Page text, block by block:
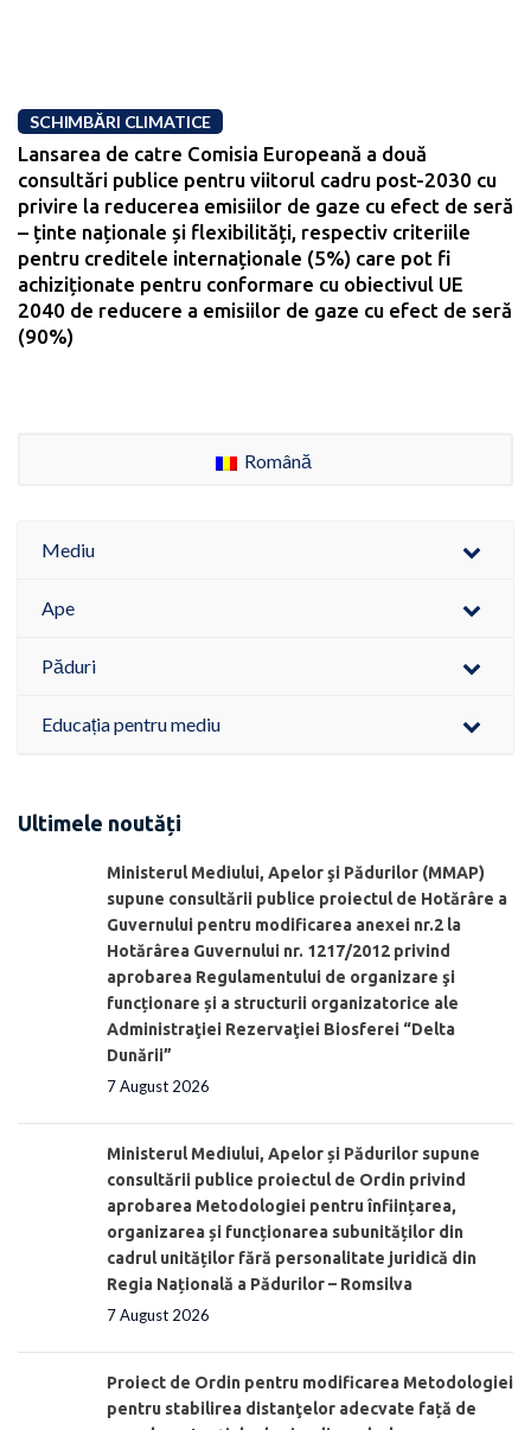
SCHIMBĂRI CLIMATICE
Lansarea de catre Comisia Europeană a două
consultări publice pentru viitorul cadru post-2030 cu
privire la reducerea emisiilor de gaze cu efect de seră
– ținte naționale și flexibilități, respectiv criteriile
pentru creditele internaționale (5%) care pot fi
achiziționate pentru conformare cu obiectivul UE
2040 de reducere a emisiilor de gaze cu efect de seră
(90%)
Română
Mediu
Ape
Păduri
Educația pentru mediu
Ultimele noutăți
Ministerul Mediului, Apelor şi Pădurilor (MMAP)
supune consultării publice proiectul de Hotărâre a
Guvernului pentru modificarea anexei nr.2 la
Hotărârea Guvernului nr. 1217/2012 privind
aprobarea Regulamentului de organizare şi
funcționare și a structurii organizatorice ale
Administraţiei Rezervaţiei Biosferei “Delta
Dunării”
7 August 2026
Ministerul Mediului, Apelor și Pădurilor supune
consultării publice proiectul de Ordin privind
aprobarea Metodologiei pentru înființarea,
organizarea și funcționarea subunităților din
cadrul unităților fără personalitate juridică din
Regia Națională a Pădurilor – Romsilva
7 August 2026
Proiect de Ordin pentru modificarea Metodologiei
pentru stabilirea distanţelor adecvate față de